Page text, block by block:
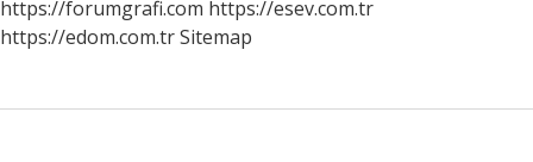
https://forumgrafi.com https://esev.com.tr
https://edom.com.trSitemap